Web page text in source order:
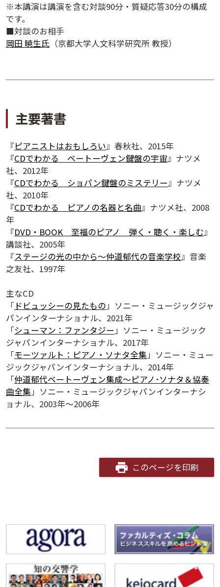
※本講演は講演を含む対談90分・質疑応答30分の構成
です。
■対談のお相手
岡田 暁生氏 （京都大学人文科学研究所 教授）
主要著書
『ピアニストはおもしろい』春秋社、2015年
『CDでわかる ベートーヴェン鍵盤の宇宙』ナツメ
社、2012年
『CDでわかる ショパン鍵盤のミステリー』ナツメ
社、2010年
『CDでわかる ピアノの名器と名曲』ナツメ社、2008
年
『DVD・BOOK 至福のピアノ 弾く・聴く・楽しむ』
講談社、2005年
『ステージの光の中から～仲道郁代の音楽学校』音楽
之友社、1997年
主なCD
「ドビュッシーの見たもの」ソニー・ミュージックジャ
パンインターナショナル、2021年
「シューマン：ファンタジー」ソニー・ミュージック
ジャパンインターナショナル、2017年
「モーツァルト：ピアノ・ソナタ全集」ソニー・ミュー
ジックジャパンインターナショナル、2014年
「仲道郁代ベートーヴェン集成～ピアノ･ソナタ＆協奏
曲全集」ソニー・ミュージックジャパンインターナシ
ョナル、2003年～2006年
このページを印刷